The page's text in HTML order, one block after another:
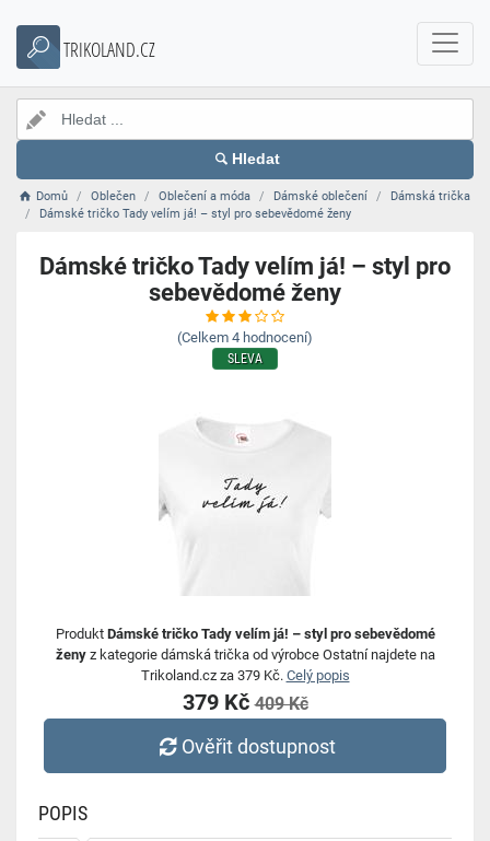
TRIKOLAND.CZ
Hledat
Domů Oblečen Oblečení a móda Dámské oblečení
Dámská trička
Dámské tričko Tady velím já! – styl pro sebevědomé ženy
Dámské tričko Tady velím já! – styl pro
sebevědomé ženy
(Celkem 4 hodnocení)
SLEVA
Produkt Dámské tričko Tady velím já! – styl pro sebevědomé
ženyz kategorie dámská trička od výrobce Ostatní najdete na
Trikoland.cz za 379 Kč. Celý popis
379 Kč409 Kč
Ověřit dostupnost
POPIS